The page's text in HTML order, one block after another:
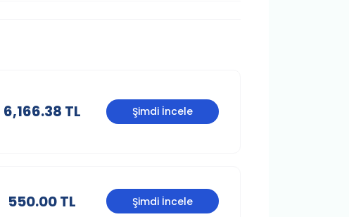
6,166.38 TL Şimdi İncele
550.00 TL Şimdi İncele